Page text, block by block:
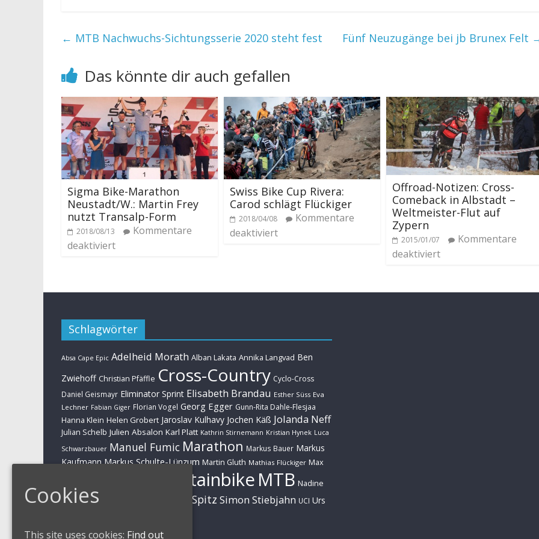
← MTB Nachwuchs-Sichtungsserie 2020 steht fest Fünf Neuzugänge bei jb Brunex Felt
Das könnte dir auch gefallen
Sigma Bike-Marathon
Neustadt/W.: Martin Frey
nutzt Transalp-Form
2018/08/13
Kommentare
deaktiviert
Swiss Bike Cup Rivera:
Carod schlägt Flückiger
2018/04/08
Kommentare
deaktiviert
Offroad-Notizen: Cross-
Comeback in Albstadt –
Weltmeister-Flut auf
Zypern
2015/01/07
Kommentare
deaktiviert
Schlagwörter
Absa Cape Epic Adelheid Morath Alban Lakata Annika Langvad Ben
Zwiehoff Christian Pfäffle Cross-Country Cyclo-Cross
Daniel Geismayr Eliminator Sprint Elisabeth Brandau Esther Süss Eva
Lechner Fabian Giger Florian Vogel Georg Egger Gunn-Rita Dahle-Flesjaa
Hanna Klein Helen Grobert Jaroslav Kulhavy Jochen Käß Jolanda Neff
Julian Schelb Julien Absalon Karl Platt Kathrin Stirnemann Kristian Hynek Luca
Schwarzbauer Manuel Fumic Marathon Markus Bauer Markus
Kaufmann Markus Schulte-Lünzum Martin Gluth Mathias Flückiger Max
Mountainbike MTB Nadine
Rieder Nino Schurter Sabine Spitz Simon Stiebjahn UCI Urs
Cookies
This site uses cookies: Find out